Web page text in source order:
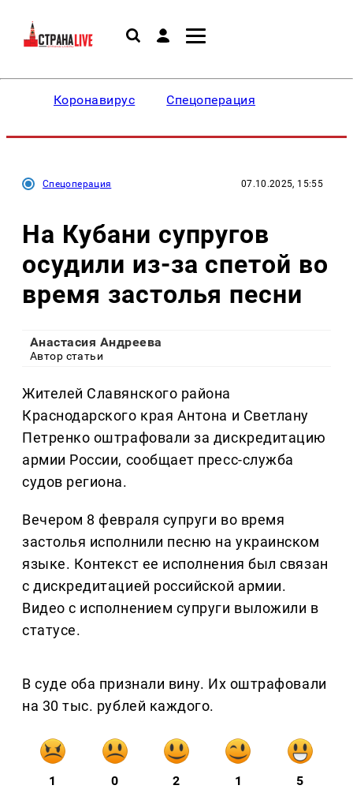
Коронавирус Спецоперация
Спецоперация 07.10.2025, 15:55
На Кубани супругов
осудили из-за спетой во
время застолья песни
Анастасия Андреева
Автор статьи
Жителей Славянского района
Краснодарского края Антона и Светлану
Петренко оштрафовали за дискредитацию
армии России, сообщает пресс-служба
судов региона.
Вечером 8 февраля супруги во время
застолья исполнили песню на украинском
языке. Контекст ее исполнения был связан
с дискредитацией российской армии.
Видео с исполнением супруги выложили в
статусе.
В суде оба признали вину. Их оштрафовали
на 30 тыс. рублей каждого.
1 0 2 1 5